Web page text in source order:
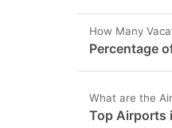
How Many
Percentage
What are the
Top Airports